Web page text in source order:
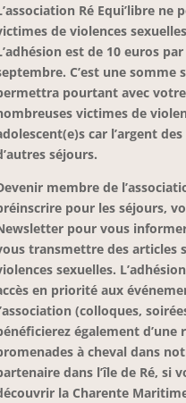
Ré Equi’libre
de violences
est de 10 euros
C’est une somme
pourtant avec votre
victimes de
car l’argent
séjours.
membre de
pour les séjours,
pour vous
transmettre des articles
sexuelles.
en priorité aux
(colloques,
également d’une
à cheval dans
dans l’île de Ré, si
la Charente